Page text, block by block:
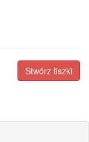
Stwórz fiszki